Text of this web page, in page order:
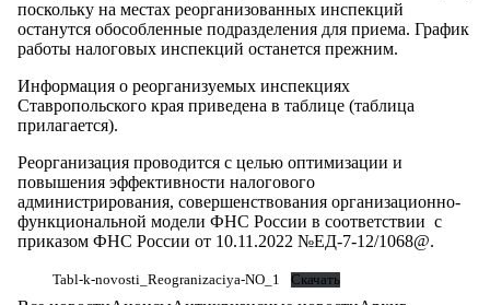
поскольку на местах реорганизованных инспекций
останутся обособленные подразделения для приема. График
работы налоговых инспекций останется прежним.
Информация о реорганизуемых инспекциях
Ставропольского края приведена в таблице (таблица
прилагается).
Реорганизация проводится с целью оптимизации и
повышения эффективности налогового
администрирования, совершенствования организационно-
функциональной модели ФНС России в соответствии с
приказом ФНС России от 10.11.2022 №ЕД-7-12/1068@.
Tabl-k-novosti_Reogranizaciya-NO_1 Скачать